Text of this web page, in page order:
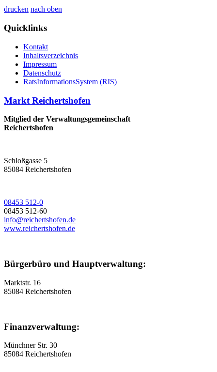
drucken nach oben
Quicklinks
Kontakt
Inhaltsverzeichnis
Impressum
Datenschutz
RatsInformationsSystem (RIS)
Markt Reichertshofen
Mitglied der Verwaltungsgemeinschaft
Reichertshofen
Schloßgasse 5
85084 Reichertshofen
08453 512-0
08453 512-60
info@reichertshofen.de
www.reichertshofen.de
Bürgerbüro und Hauptverwaltung:
Marktstr. 16
85084 Reichertshofen
Finanzverwaltung:
Münchner Str. 30
85084 Reichertshofen